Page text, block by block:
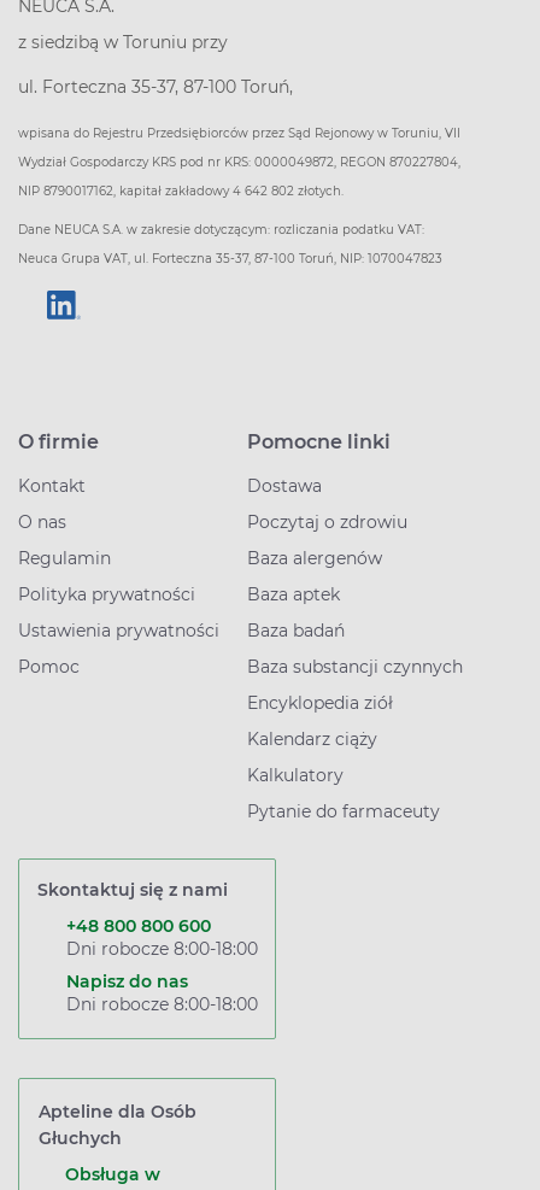
NEUCA S.A.
z siedzibą w Toruniu przy
ul. Forteczna 35-37, 87-100 Toruń,
wpisana do Rejestru Przedsiębiorców przez Sąd Rejonowy w Toruniu, VII
Wydział Gospodarczy KRS pod nr KRS: 0000049872, REGON 870227804,
NIP 8790017162, kapitał zakładowy 4 642 802 złotych.
Dane NEUCA S.A. w zakresie dotyczącym: rozliczania podatku VAT:
Neuca Grupa VAT, ul. Forteczna 35-37, 87-100 Toruń, NIP: 1070047823
O firmie
Kontakt
O nas
Regulamin
Polityka prywatności
Ustawienia prywatności
Pomoc
Pomocne linki
Dostawa
Poczytaj o zdrowiu
Baza alergenów
Baza aptek
Baza badań
Baza substancji czynnych
Encyklopedia ziół
Kalendarz ciąży
Kalkulatory
Pytanie do farmaceuty
Skontaktuj się z nami
+48 800 800 600
Dni robocze 8:00-18:00
Napisz do nas
Dni robocze 8:00-18:00
Apteline dla Osób
Głuchych
Obsługa w